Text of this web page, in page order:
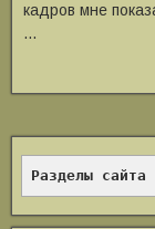
кадров мне
…
Разделы сайта